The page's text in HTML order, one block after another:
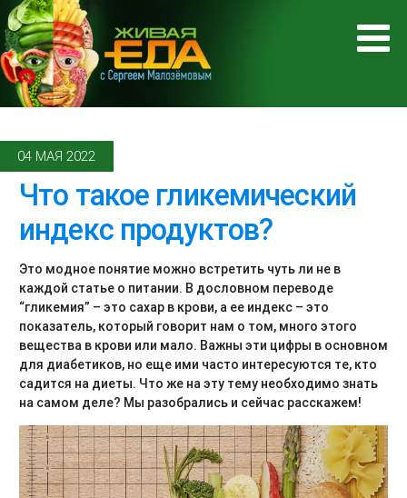
04 МАЯ 2022
Что такое гликемический
индекс продуктов?
Это модное понятие можно встретить чуть ли не в
каждой статье о питании. В дословном переводе
“гликемия” – это сахар в крови, а ее индекс – это
показатель, который говорит нам о том, много этого
вещества в крови или мало. Важны эти цифры в основном
для диабетиков, но еще ими часто интересуются те, кто
садится на диеты. Что же на эту тему необходимо знать
на самом деле? Мы разобрались и сейчас расскажем!